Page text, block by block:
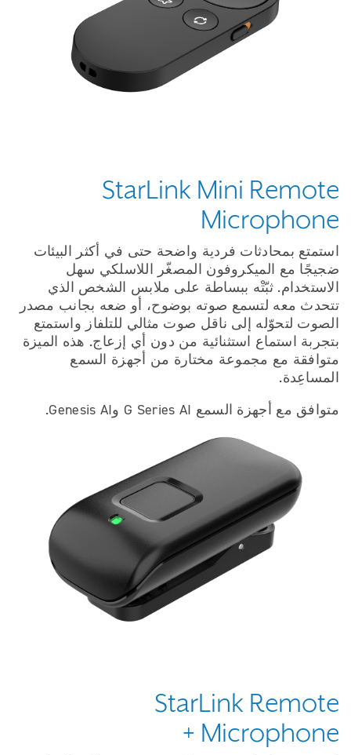
StarLink Mini Remote
Microphone
استمتع بمحادثات فردية واضحة حتى في أكثر البيئات
ضجيجًا مع الميكروفون المصغّر اللاسلكي سهل
الاستخدام. ثبّتْه ببساطة على ملابس الشخص الذي
تتحدث معه لتسمع صوته بوضوح، أو ضعه بجانب مصدر
الصوت لتحوّله إلى ناقل صوت مثالي للتلفاز واستمتع
بتجربة استماع استثنائية من دون أي إزعاج. هذه الميزة
متوافقة مع مجموعة مختارة من أجهزة السمع
المساعِدة.
متوافق مع أجهزة السمع G Series AI وGenesis AI.
StarLink Remote
Microphone +